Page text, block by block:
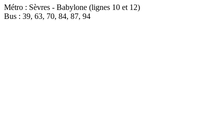
Métro : Sèvres - Babylone (lignes 10 et 12)
Bus : 39, 63, 70, 84, 87, 94